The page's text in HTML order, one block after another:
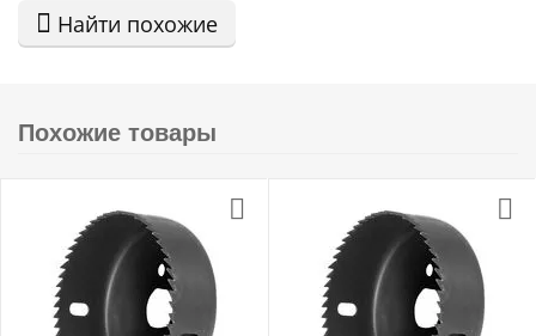
Найти похожие
Похожие товары